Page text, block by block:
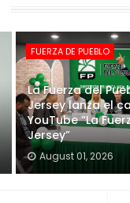
FUERZA DE PUEBLO
La Fuerza del
Jersey lanza el
YouTube “La
Jersey”
August 01, 2026